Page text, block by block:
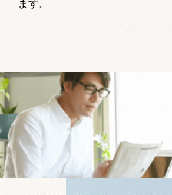
ます。